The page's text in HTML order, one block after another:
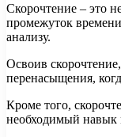
Скорочтение – это
промежуток
анализу.
Освоив
перенасыщения,
Кроме того,
необходимый навык